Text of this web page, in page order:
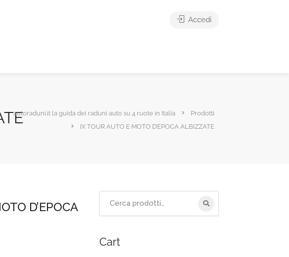
Accedi
autoraduni.it la guida dei raduni auto su 4 ruote in Italia
Prodotti
IX TOUR AUTO E MOTO D’EPOCA ALBIZZATE
D’EPOCA
Cart